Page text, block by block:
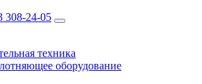
308-24-05
техника
оборудование